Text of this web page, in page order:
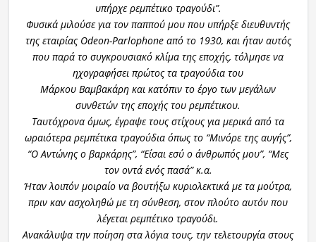
υπήρχε ρεμπέτικο τραγούδι”.
Φυσικά μιλούσε για τον παππού μου που υπήρξε διευθυντής
της εταιρίας Odeon-Pαrlophone από το 1930, και ήταν αυτός
που παρά το συγκρουσιακό κλίμα της εποχής, τόλμησε να
ηχογραφήσει πρώτος τα τραγούδια του
Μάρκου Βαμβακάρη και κατόπιν το έργο των μεγάλων
συνθετών της εποχής του ρεμπέτικου.
Ταυτόχρονα όμως, έγραψε τους στίχους για μερικά από τα
ωραιότερα ρεμπέτικα τραγούδια όπως το “Μινόρε της αυγής”,
“Ο Αντώνης ο βαρκάρης”, “Είσαι εσύ ο άνθρωπός μου”, “Μες
τον οντά ενός πασά” κ.α.
Ήταν λοιπόν μοιραίο να βουτήξω κυριολεκτικά με τα μούτρα,
πριν καν ασχοληθώ με τη σύνθεση, στον πλούτο αυτόν που
λέγεται ρεμπέτικο τραγούδι.
Ανακάλυψα την ποίηση στα λόγια τους, την τελετουργία στους